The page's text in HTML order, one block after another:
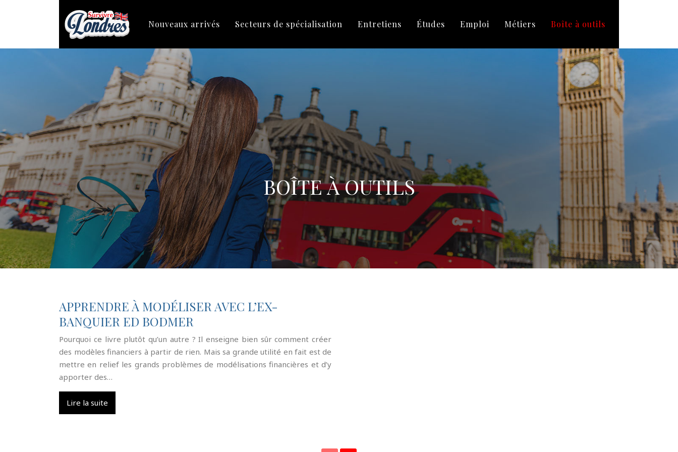
Nouveaux arrivés Secteurs de spécialisation Entretiens Études Emploi Métiers Boîte à outils
BOÎTE À OUTILS
APPRENDRE À MODÉLISER AVEC L’EX-
BANQUIER ED BODMER
Pourquoi ce livre plutôt qu’un autre ? Il enseigne bien sûr comment créer
des modèles financiers à partir de rien. Mais sa grande utilité en fait est de
mettre en relief les grands problèmes de modélisations financières et d’y
apporter des…
Lire la suite